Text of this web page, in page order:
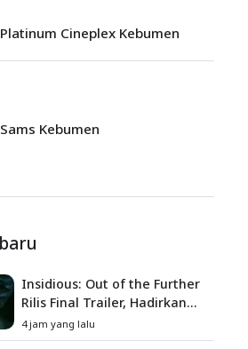
Platinum Cineplex Kebumen
Sams Kebumen
Insidious: Out of the Further
Rilis Final Trailer, Hadirkan
Teror Baru, Iblis Kini Masuk
ke Dunia Manusia
4 jam yang lalu